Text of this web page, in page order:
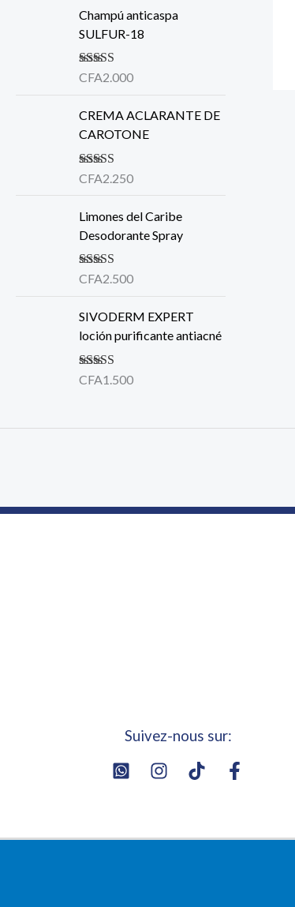
Champú anticaspa
SULFUR-18
Note5.00sur
CFA2.000
CREMA ACLARANTE DE
CAROTONE
Note5.00sur
CFA2.250
Limones del Caribe
Desodorante Spray
Note5.00sur
CFA2.500
SIVODERM EXPERT
loción purificante antiacné
Note4.00
CFA1.500
Suivez-nous sur: